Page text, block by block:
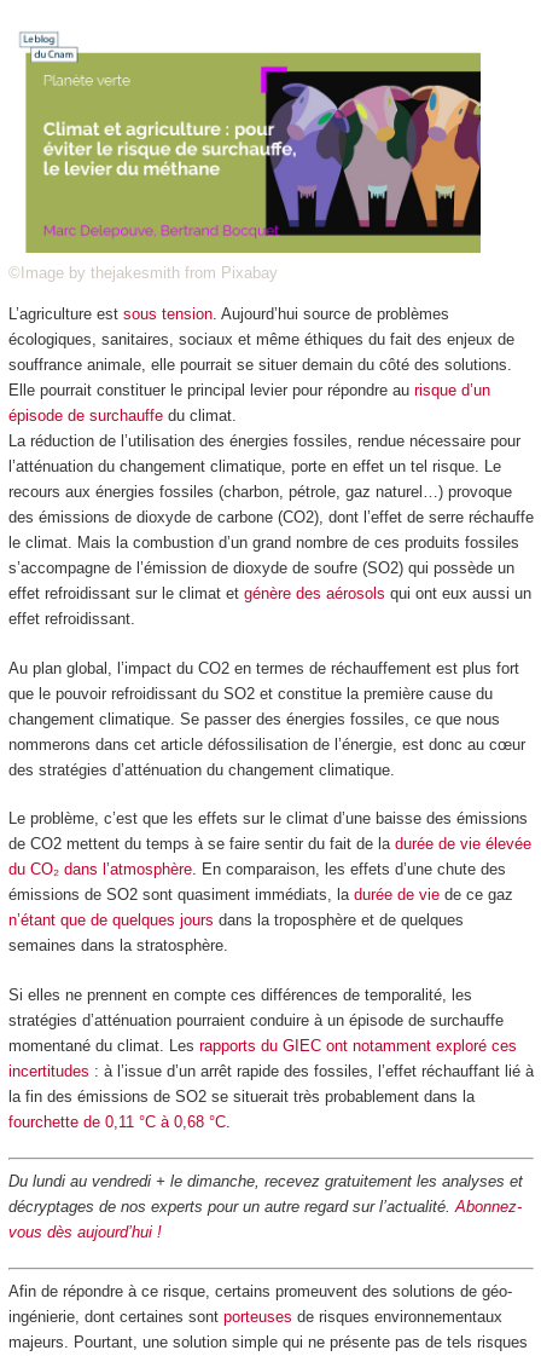
©Image by thejakesmith from Pixabay
L’agriculture est sous tension. Aujourd’hui source de problèmes
écologiques, sanitaires, sociaux et même éthiques du fait des enjeux de
souffrance animale, elle pourrait se situer demain du côté des solutions.
Elle pourrait constituer le principal levier pour répondre au risque d’un
épisode de surchauffedu climat.
La réduction de l’utilisation des énergies fossiles, rendue nécessaire pour
l’atténuation du changement climatique, porte en effet un tel risque. Le
recours aux énergies fossiles (charbon, pétrole, gaz naturel…) provoque
des émissions de dioxyde de carbone (CO2), dont l’effet de serre réchauffe
le climat. Mais la combustion d’un grand nombre de ces produits fossiles
s’accompagne de l’émission de dioxyde de soufre (SO2) qui possède un
effet refroidissant sur le climat et génère des aérosols qui ont eux aussi un
effet refroidissant.
Au plan global, l’impact du CO2en termes de réchauffement est plus fort
que le pouvoir refroidissant du SO2et constitue la première cause du
changement climatique. Se passer des énergies fossiles, ce que nous
nommerons dans cet article défossilisation de l’énergie, est donc au cœur
des stratégies d’atténuation du changement climatique.
Le problème, c’est que les effets sur le climat d’une baisse des émissions
de CO2mettent du temps à se faire sentir du fait de la durée de vie élevée
du CO₂ dans l’atmosphère. En comparaison, les effets d’une chute des
émissions de SO2sont quasiment immédiats, la durée de viede ce gaz
n’étant que de quelques jours dans la troposphère et de quelques
semaines dans la stratosphère.
Si elles ne prennent en compte ces différences de temporalité, les
stratégies d’atténuation pourraient conduire à un épisode de surchauffe
momentané du climat. Les rapports du GIEC ont notamment exploré ces
incertitudes : à l’issue d’un arrêt rapide des fossiles, l’effet réchauffant lié à
la fin des émissions de SO2se situerait très probablement dans la
fourchette de 0,11 °C à 0,68 °C.
Du lundi au vendredi + le dimanche, recevez gratuitement les analyses et
décryptages de nos experts pour un autre regard sur l’actualité. Abonnez-
vous dès aujourd’hui !
Afin de répondre à ce risque, certains promeuvent des solutions de géo-
ingénierie, dont certaines sont porteuses de risques environnementaux
majeurs. Pourtant, une solution simple qui ne présente pas de tels risques